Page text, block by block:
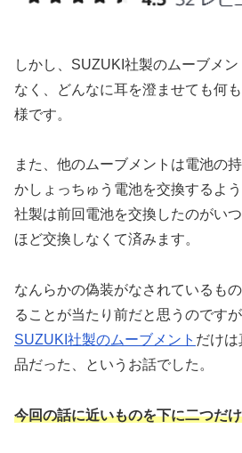
しかし、SUZUKI社製のムーブメ
なく、どんなに耳を澄ませても何
様です。
また、他のムーブメントは電池の
かしょっちゅう電池を交換するよ
社製は前回電池を交換したのがい
ほど交換しなくて済みます。
なんらかの偽装がなされているも
ることが当たり前だと思うのですが
SUZUKI社製のムーブメント だけ
品だった、というお話でした。
今回の話に近いものを下に二つだ